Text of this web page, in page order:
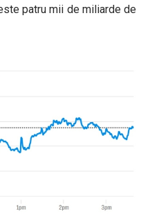
patru mii de miliarde de